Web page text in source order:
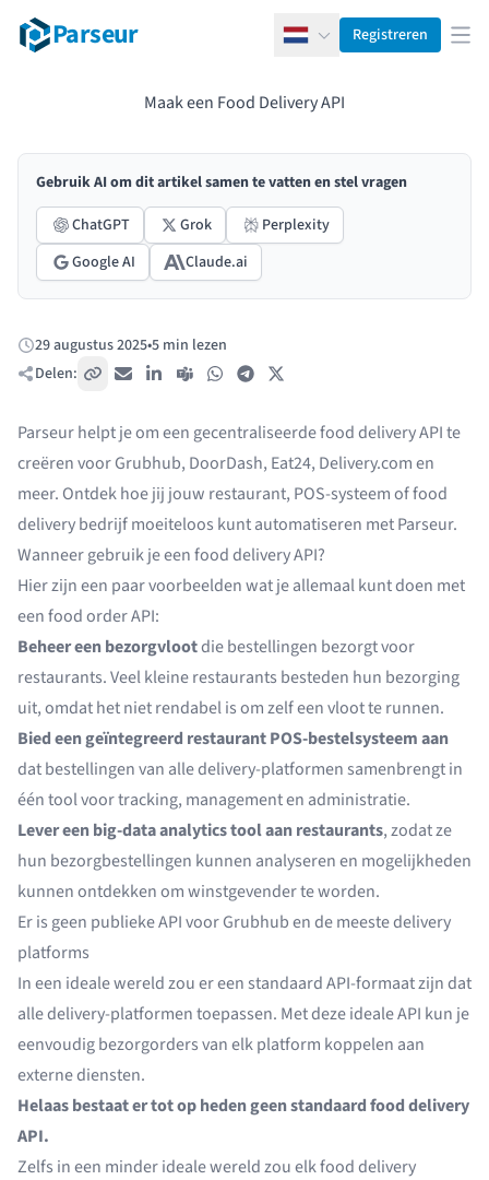
Parseur NederlandsRegistreren
Maak een Food Delivery API
Gebruik AI om dit artikel samen te vatten en stel vragen
ChatGPT
Grok
Perplexity
Google AI
Claude.ai
Gepubliceerd:
29 augustus 2025•5 min lezen
Delen:
Kopieer link
E-mail LinkedIn
Teams WhatsAppTelegram
Parseurhelpt je om een gecentraliseerde food delivery API te
creëren voor Grubhub, DoorDash, Eat24, Delivery.com en
meer. Ontdek hoe jij jouw restaurant, POS-systeem of food
delivery bedrijf moeiteloos kunt automatiseren met Parseur.
Wanneer gebruik je een food delivery API?
Hier zijn een paar voorbeelden wat je allemaal kunt doen met
een food order API:
Beheer een bezorgvlootdie bestellingen bezorgt voor
restaurants. Veel kleine restaurants besteden hun bezorging
uit, omdat het niet rendabel is om zelf een vloot te runnen.
Bied een geïntegreerd restaurant POS-bestelsysteem aan
dat bestellingen van alle delivery-platformen samenbrengt in
één tool voor tracking, management en administratie.
Lever een big-data analytics tool aan restaurants, zodat ze
hun bezorgbestellingen kunnen analyseren en mogelijkheden
kunnen ontdekken om winstgevender te worden.
Er is geen publieke API voor Grubhub en de meeste delivery
platforms
In een ideale wereld zou er een standaard API-formaat zijn dat
alle delivery-platformen toepassen. Met deze ideale API kun je
eenvoudig bezorgorders van elk platform koppelen aan
externe diensten.
Helaas bestaat er tot op heden geen standaard food delivery
API.
Zelfs in een minder ideale wereld zou elk food delivery